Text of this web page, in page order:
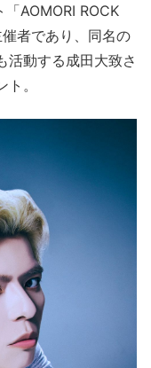
「AOMORI ROCK
者であり、同名の
活動する成田大致さ
。